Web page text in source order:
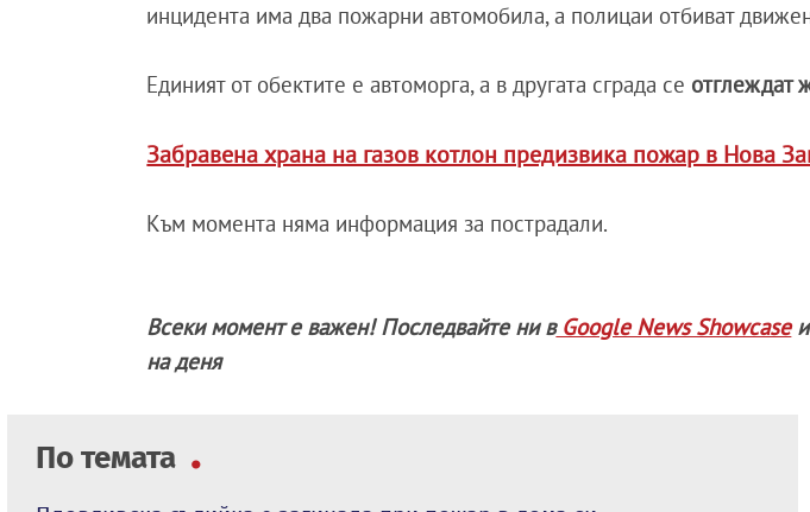
инцидента има два пожарни автомобила, а полицаи отбиват
Единият от обектите е автоморга, а в другата сграда се отглеждат
Забравена храна на газов котлон предизвика пожар в Нова
Към момента няма информация за пострадали.
Всеки момент е важен! Последвайте ни вGoogle News Showcaseи
на деня
По темата